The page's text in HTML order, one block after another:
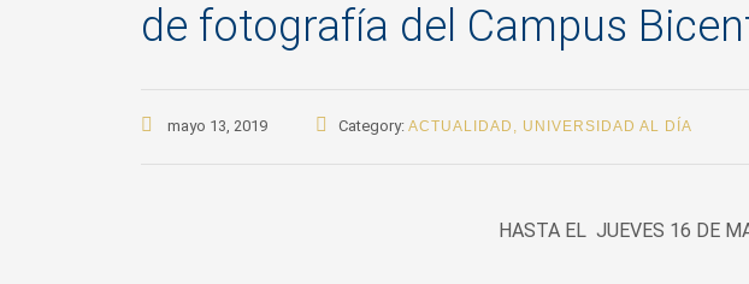
de fotografía del Campus
mayo 13, 2019 Category: ACTUALIDAD , UNIVERSIDAD AL DÍA
HASTA EL JUEVES 16 DE